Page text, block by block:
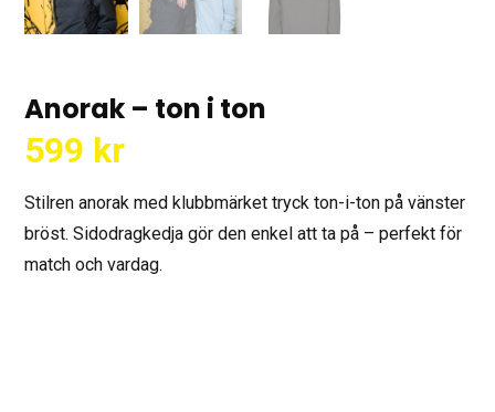
Anorak – ton i ton
599 kr
Stilren anorak med klubbmärket tryck ton-i-ton på vänster
bröst. Sidodragkedja gör den enkel att ta på – perfekt för
match och vardag.